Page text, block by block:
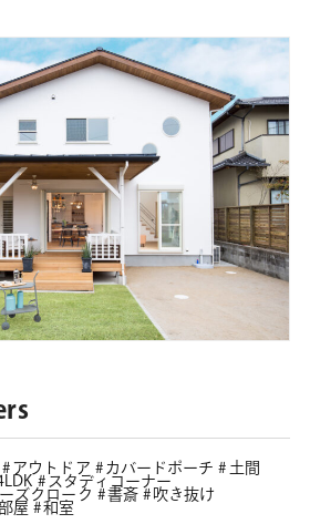
アウトドア カバードポーチ
土間
スタディコーナー
ズクローク 書斎
吹き抜け
屋 和室